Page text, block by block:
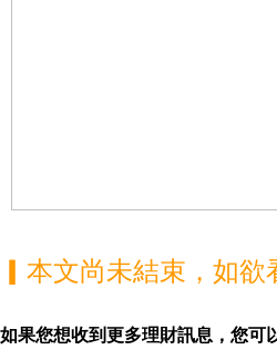
▎本文尚未結束，如
如果您想收到更多理財訊息，您可